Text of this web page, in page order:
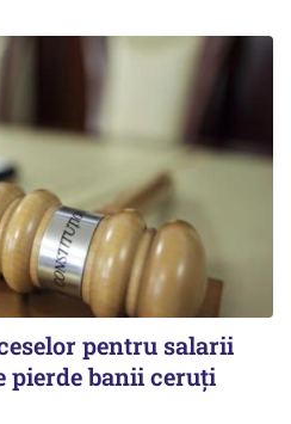
pentru salarii
pierde banii ceruți